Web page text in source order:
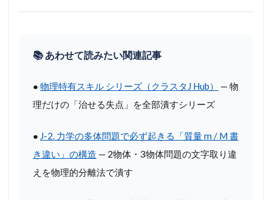
📚 あわせて読みたい関連記事
● 物理特有スキル シリーズ（クラスタJ Hub）
— 物
理だけの「治せる失点」を全部潰すシリーズ
● J-2. 力学の多体問題で必ず起きる「質量 m / M 書
き違い」の構造 — 2物体・3物体問題の文字取り違
えを物理的分離法で潰す